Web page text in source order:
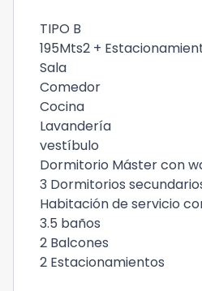
TIPO B
195Mts2 +
Sala
Comedor
Cocina
Lavandería
vestíbulo
Dormitorio Máster con
3 Dormitorios
Habitación de servicio
3.5 baños
2 Balcones
2 Estacionamientos